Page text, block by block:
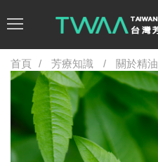
首頁 芳療知識 關於精油